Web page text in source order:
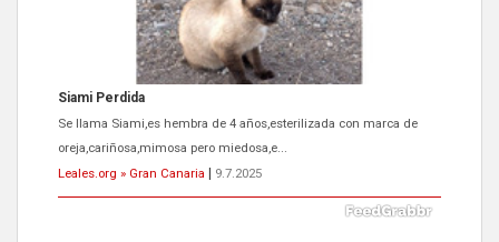
ADOPCIÓN URGENTE GATA TEROR GRAN CANARIA
El ayuntamiento se va a llevar a Los Gatos callejeros de la zona los
próximos días, ella incluida...
Leales.org » Gran Canaria
9.7.2025